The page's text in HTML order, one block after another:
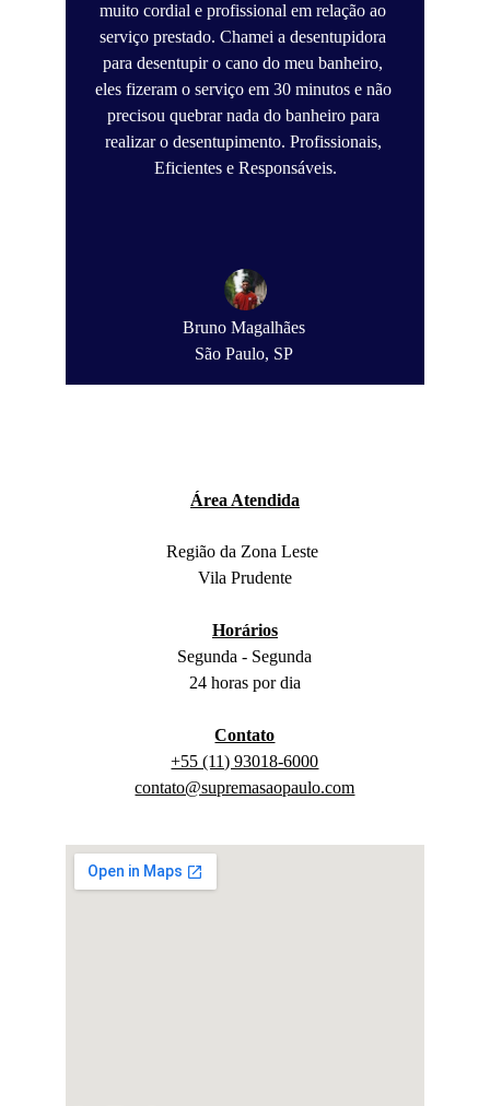
muito cordial e profissional em relação ao
serviço prestado. Chamei a desentupidora
para desentupir o cano do meu banheiro,
eles fizeram o serviço em 30 minutos e não
precisou quebrar nada do banheiro para
realizar o desentupimento. Profissionais,
Eficientes e Responsáveis.
Bruno Magalhães
São Paulo, SP
Área Atendida
Região da Zona Leste
Vila Prudente
Horários
Segunda - Segunda
24 horas por dia
Contato
+55 (11) 93018-6000
contato@supremasaopaulo.com